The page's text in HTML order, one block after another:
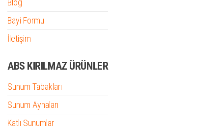
Blog
Bayi Formu
İletişim
ABS KIRILMAZ ÜRÜNLER
Sunum Tabakları
Sunum Aynaları
Katlı Sunumlar